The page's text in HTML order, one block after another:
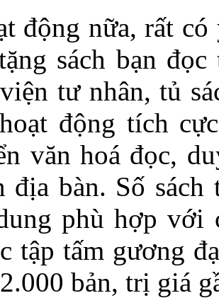
động nữa, rất
sách bạn
tư nhân, tủ
động tích
văn hoá đọc,
địa bàn. Số
phù hợp với
tập tấm gương
bản, trị giá